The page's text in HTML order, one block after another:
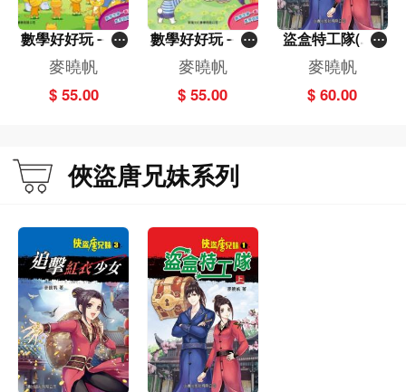
數學好好玩－拔
河大戰－數字和
數量
麥曉帆
$ 55.00
數學好好玩－大
象先生蓋房子－
空間
麥曉帆
$ 55.00
盜盒特工隊(上)
[俠盜唐兄妹]
麥曉帆
$ 60.00
俠盜唐兄妹系列